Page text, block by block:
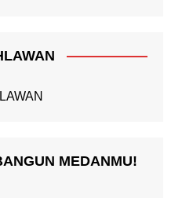
MEDANMU!